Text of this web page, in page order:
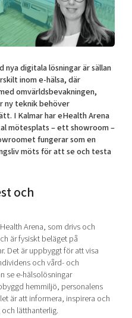
digitala lösningar är sällan
inom e-hälsa, där
omvärldsbevakningen,
ny teknik behöver
I Kalmar har eHealth Arena
mötesplats – ett showroom –
fungerar som en
möts för att se och testa
och
Arena, som drivs och
är fysiskt beläget på
Det är uppbyggt för att visa
och vård- och
se e-hälsolösningar
hemmiljö, personalens
är att informera, inspirera och
lätthanterlig.